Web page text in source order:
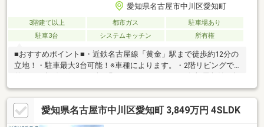
愛知県名古屋市中川区愛知町
3階建て以上 都市ガス
駐車場あり
駐車3台
システムキッチン 所有権
■おすすめポイント■・近鉄名古屋線「黄金」駅まで徒歩約12分の
立地！・駐車最大3台可能！※車種によります。・2階リビングで
え納戸有！季節ものは勿論、大きなお荷物もしっかり収納できま
す！・南面バルコニーでお洗濯ものもしっかり乾きそうですね！
■リフォーム施工内容■2026年5月完成済：室内クリーニング、白
蟻点検■物件詳細に関しては担当者まで♪■物件のご紹介は勿論、
愛知県名古屋市中川区愛知町 3,849万円 4SLDK